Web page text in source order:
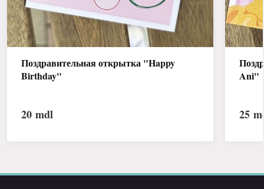
Поздравительная открытка "Happy
Birthday"
20 mdl
Ani"
25